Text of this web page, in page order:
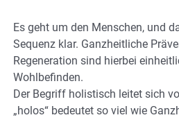
Es geht um den Menschen, und
Sequenz klar. Ganzheitliche
Regeneration sind hierbei
Wohlbefinden.
Der Begriff holistisch leitet sich
„holos“ bedeutet so viel wie